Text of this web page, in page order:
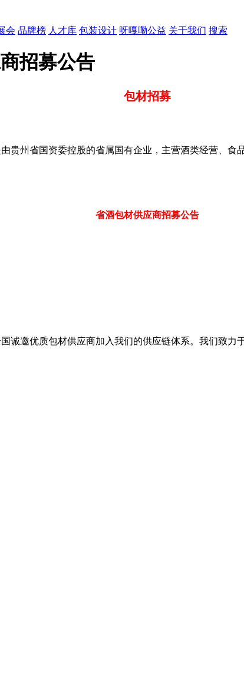
会 品牌榜 人才库 包装设计 呀嘎嘞公益 关于我们 搜索
招募公告
包材招募
贵州省国资委控股的省属国有企业，主营酒类经营、
省酒包材供应商招募公告
诚邀优质包材供应商加入我们的供应链体系。我们致